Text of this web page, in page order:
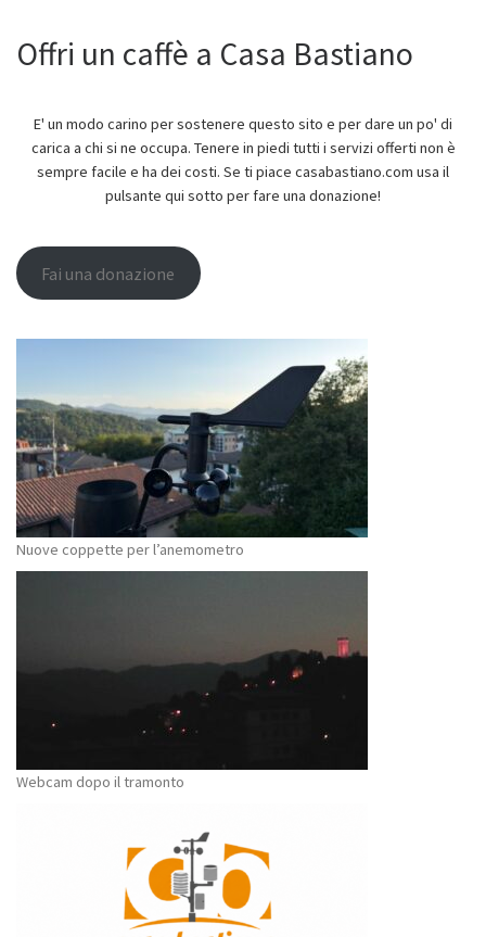
Offri un caffè a Casa Bastiano
E' un modo carino per sostenere questo sito e per dare un po' di
carica a chi si ne occupa. Tenere in piedi tutti i servizi offerti non è
sempre facile e ha dei costi. Se ti piace casabastiano.com usa il
pulsante qui sotto per fare una donazione!
Fai una donazione
Nuove coppette per l’anemometro
Webcam dopo il tramonto